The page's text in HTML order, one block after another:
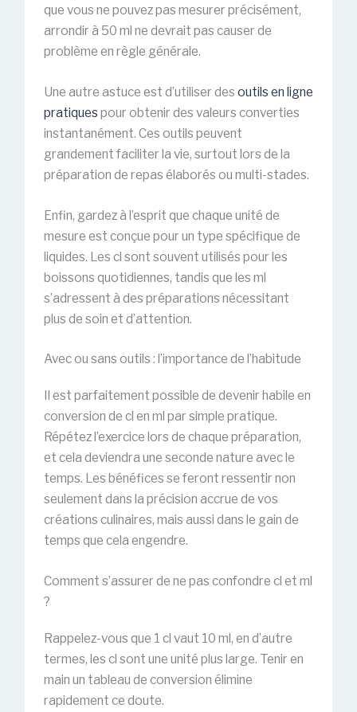
que vous ne pouvez pas mesurer précisément,
arrondir à 50 ml ne devrait pas causer de
problème en règle générale.
Une autre astuce est d’utiliser des outils en ligne
pratiques pour obtenir des valeurs converties
instantanément. Ces outils peuvent
grandement faciliter la vie, surtout lors de la
préparation de repas élaborés ou multi-stades.
Enfin, gardez à l’esprit que chaque unité de
mesure est conçue pour un type spécifique de
liquides. Les cl sont souvent utilisés pour les
boissons quotidiennes, tandis que les ml
s’adressent à des préparations nécessitant
plus de soin et d’attention.
Avec ou sans outils : l’importance de l’habitude
Il est parfaitement possible de devenir habile en
conversion de cl en ml par simple pratique.
Répétez l’exercice lors de chaque préparation,
et cela deviendra une seconde nature avec le
temps. Les bénéfices se feront ressentir non
seulement dans la précision accrue de vos
créations culinaires, mais aussi dans le gain de
temps que cela engendre.
Comment s’assurer de ne pas confondre cl et ml
?
Rappelez-vous que 1 cl vaut 10 ml, en d’autre
termes, les cl sont une unité plus large. Tenir en
main un tableau de conversion élimine
rapidement ce doute.